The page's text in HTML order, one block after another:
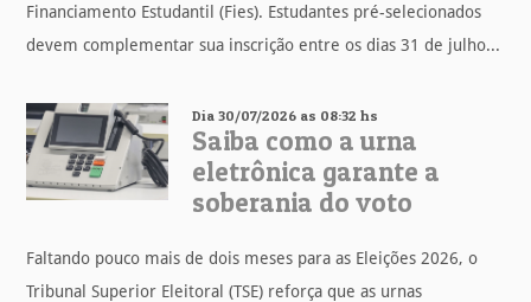
Financiamento Estudantil (Fies). Estudantes pré-selecionados
devem complementar sua inscrição entre os dias 31 de julho...
Dia 30/07/2026 as 08:32 hs
Saiba como a urna
eletrônica garante a
soberania do voto
Faltando pouco mais de dois meses para as Eleições 2026, o
Tribunal Superior Eleitoral (TSE) reforça que as urnas